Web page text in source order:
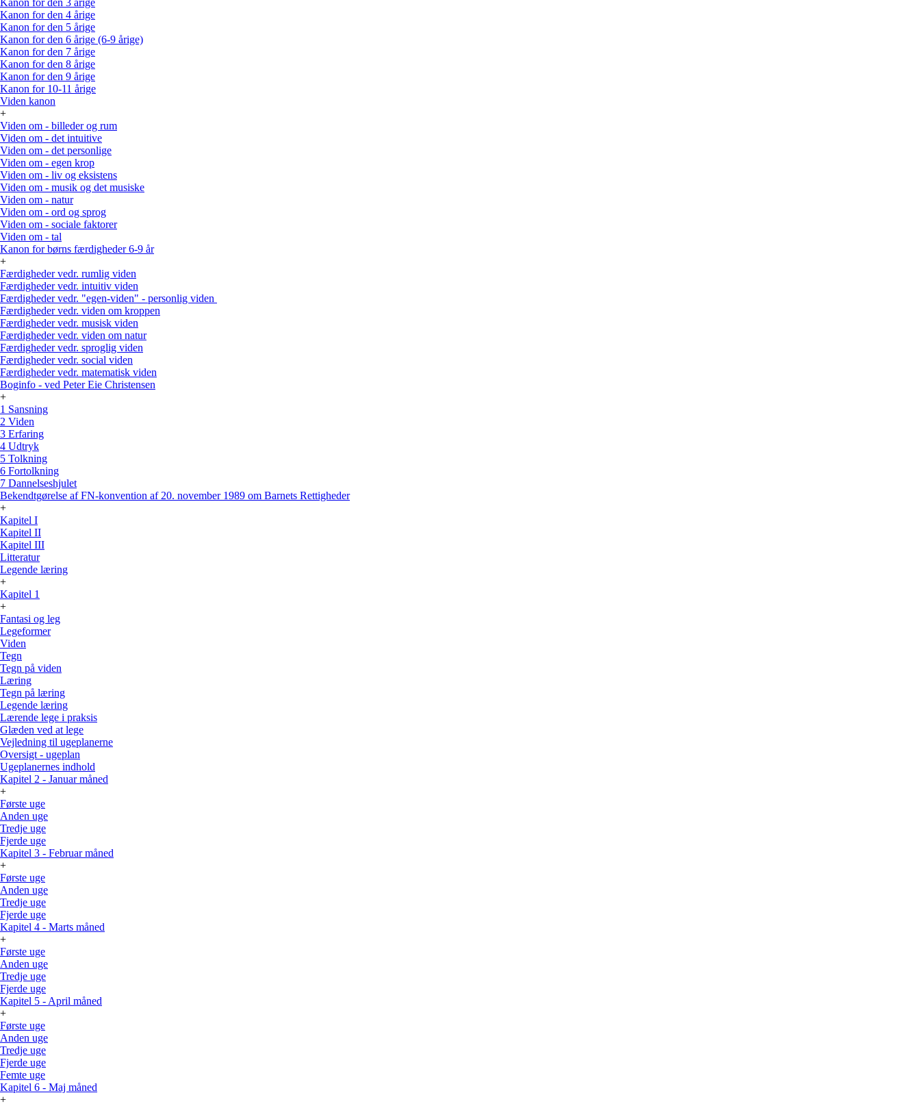
Kanon for den 3 årige
Kanon for den 4 årige
Kanon for den 5 årige
Kanon for den 6 årige (6-9 årige)
Kanon for den 7 årige
Kanon for den 8 årige
Kanon for den 9 årige
Kanon for 10-11 årige
Viden kanon
+
Viden om - billeder og rum
Viden om - det intuitive
Viden om - det personlige
Viden om - egen krop
Viden om - liv og eksistens
Viden om - musik og det musiske
Viden om - natur
Viden om - ord og sprog
Viden om - sociale faktorer
Viden om - tal
Kanon for børns færdigheder 6-9 år
+
Færdigheder vedr. rumlig viden
Færdigheder vedr. intuitiv viden
Færdigheder vedr. "egen-viden" - personlig viden
Færdigheder vedr. viden om kroppen
Færdigheder vedr. musisk viden
Færdigheder vedr. viden om natur
Færdigheder vedr. sproglig viden
Færdigheder vedr. social viden
Færdigheder vedr. matematisk viden
Boginfo - ved Peter Eie Christensen
+
1 Sansning
2 Viden
3 Erfaring
4 Udtryk
5 Tolkning
6 Fortolkning
7 Dannelseshjulet
Bekendtgørelse af FN-konvention af 20. november 1989 om Barnets Rettigheder
+
Kapitel I
Kapitel II
Kapitel III
Litteratur
Legende læring
+
Kapitel 1
+
Fantasi og leg
Legeformer
Viden
Tegn
Tegn på viden
Læring
Tegn på læring
Legende læring
Lærende lege i praksis
Glæden ved at lege
Vejledning til ugeplanerne
Oversigt - ugeplan
Ugeplanernes indhold
Kapitel 2 - Januar måned
+
Første uge
Anden uge
Tredje uge
Fjerde uge
Kapitel 3 - Februar måned
+
Første uge
Anden uge
Tredje uge
Fjerde uge
Kapitel 4 - Marts måned
+
Første uge
Anden uge
Tredje uge
Fjerde uge
Kapitel 5 - April måned
+
Første uge
Anden uge
Tredje uge
Fjerde uge
Femte uge
Kapitel 6 - Maj måned
+